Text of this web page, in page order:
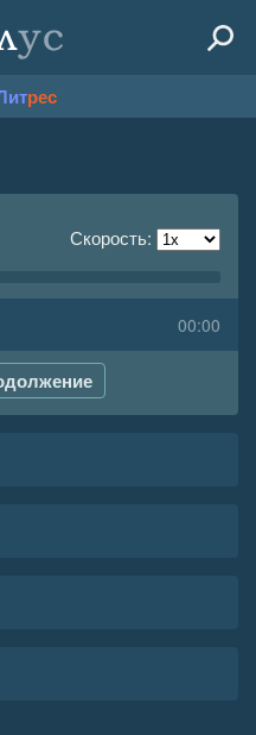
рес
Скорость:
00:00